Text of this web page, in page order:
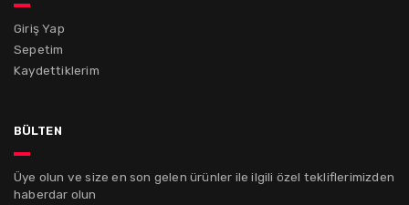
Giriş Yap
Sepetim
Kaydettiklerim
bülten
Üye olun ve size en son gelen ürünler ile ilgili özel tekliflerimizden
haberdar olun